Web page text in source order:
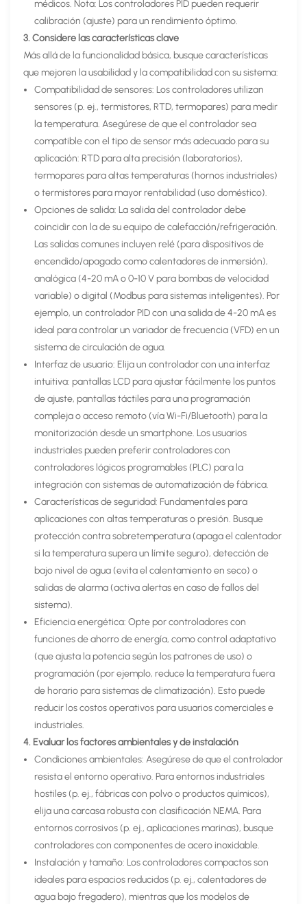
médicos. Nota: Los controladores PID pueden requerir
calibración (ajuste) para un rendimiento óptimo.
3. Considere las características clave
Más allá de la funcionalidad básica, busque características
que mejoren la usabilidad y la compatibilidad con su sistema:
Compatibilidad de sensores: Los controladores utilizan
sensores (p. ej., termistores, RTD, termopares) para medir
la temperatura. Asegúrese de que el controlador sea
compatible con el tipo de sensor más adecuado para su
aplicación: RTD para alta precisión (laboratorios),
termopares para altas temperaturas (hornos industriales)
o termistores para mayor rentabilidad (uso doméstico).
Opciones de salida: La salida del controlador debe
coincidir con la de su equipo de calefacción/refrigeración.
Las salidas comunes incluyen relé (para dispositivos de
encendido/apagado como calentadores de inmersión),
analógica (4-20 mA o 0-10 V para bombas de velocidad
variable) o digital (Modbus para sistemas inteligentes). Por
ejemplo, un controlador PID con una salida de 4-20 mA es
ideal para controlar un variador de frecuencia (VFD) en un
sistema de circulación de agua.
Interfaz de usuario: Elija un controlador con una interfaz
intuitiva: pantallas LCD para ajustar fácilmente los puntos
de ajuste, pantallas táctiles para una programación
compleja o acceso remoto (vía Wi-Fi/Bluetooth) para la
monitorización desde un smartphone. Los usuarios
industriales pueden preferir controladores con
controladores lógicos programables (PLC) para la
integración con sistemas de automatización de fábrica.
Características de seguridad: Fundamentales para
aplicaciones con altas temperaturas o presión. Busque
protección contra sobretemperatura (apaga el calentador
si la temperatura supera un límite seguro), detección de
bajo nivel de agua (evita el calentamiento en seco) o
salidas de alarma (activa alertas en caso de fallos del
sistema).
Eficiencia energética: Opte por controladores con
funciones de ahorro de energía, como control adaptativo
(que ajusta la potencia según los patrones de uso) o
programación (por ejemplo, reduce la temperatura fuera
de horario para sistemas de climatización). Esto puede
reducir los costos operativos para usuarios comerciales e
industriales.
4. Evaluar los factores ambientales y de instalación
Condiciones ambientales: Asegúrese de que el controlador
resista el entorno operativo. Para entornos industriales
hostiles (p. ej., fábricas con polvo o productos químicos),
elija una carcasa robusta con clasificación NEMA. Para
entornos corrosivos (p. ej., aplicaciones marinas), busque
controladores con componentes de acero inoxidable.
Instalación y tamaño: Los controladores compactos son
ideales para espacios reducidos (p. ej., calentadores de
agua bajo fregadero), mientras que los modelos de